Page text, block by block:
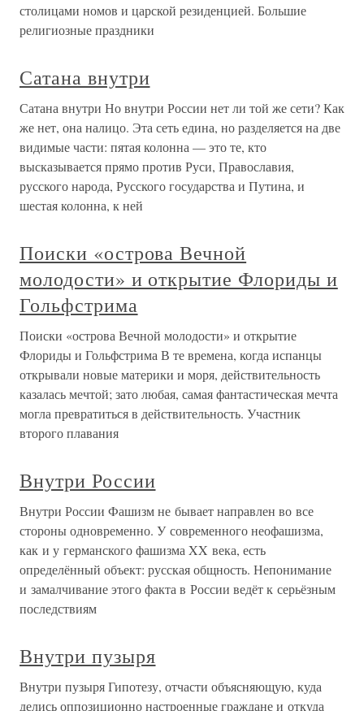
столицами номов и царской резиденцией. Большие
религиозные праздники
Сатана внутри
Сатана внутри Но внутри России нет ли той же сети? Как
же нет, она налицо. Эта сеть едина, но разделяется на две
видимые части: пятая колонна — это те, кто
высказывается прямо против Руси, Православия,
русского народа, Русского государства и Путина, и
шестая колонна, к ней
Поиски «острова Вечной
молодости» и открытие Флориды и
Гольфстрима
Поиски «острова Вечной молодости» и открытие
Флориды и Гольфстрима В те времена, когда испанцы
открывали новые материки и моря, действительность
казалась мечтой; зато любая, самая фантастическая мечта
могла превратиться в действительность. Участник
второго плавания
Внутри России
Внутри России Фашизм не бывает направлен во все
стороны одновременно. У современного неофашизма,
как и у германского фашизма XX века, есть
определённый объект: русская общность. Непонимание
и замалчивание этого факта в России ведёт к серьёзным
последствиям
Внутри пузыря
Внутри пузыря Гипотезу, отчасти объясняющую, куда
делись оппозиционно настроенные граждане и откуда